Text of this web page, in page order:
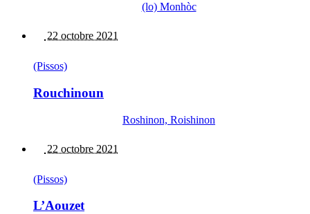
(lo) Monhòc
22 octobre 2021
(Pissos)
Rouchinoun
Roshinon, Roishinon
22 octobre 2021
(Pissos)
L’Aouzet